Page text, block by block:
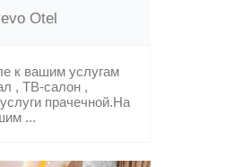
Otel
к вашим услугам
, ТВ-салон ,
прачечной.На
...